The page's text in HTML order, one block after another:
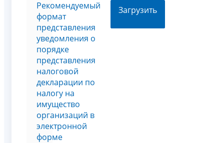
Рекомендуемый
формат
представления
уведомления о
порядке
представления
налоговой
декларации по
налогу на
имущество
организаций в
электронной
форме
Загрузить